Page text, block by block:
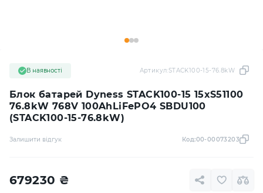
Блок батарей Dyness STACK100-15 15xS51100
76.8kW 768V 100AhLiFePO4 SBDU100
(STACK100-15-76.8kW)
В наявності Артикул:STACK100-15-76.8kW
Залишити відгук Код:00-00073203
679230 ₴